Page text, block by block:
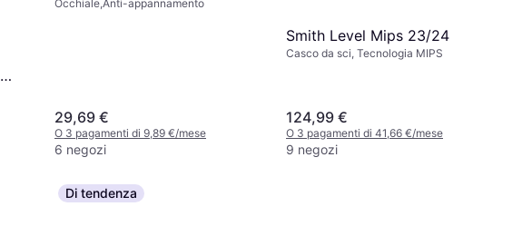
Occhiale,Anti-appannamento
29,69 €
O 3 pagamenti di 9,89 €/mese
6 negozi
Smith Level Mips 23/24
Casco da sci, Tecnologia MIPS
124,99 €
O 3 pagamenti di 41,66 €/mese
9 negozi
Di tendenza